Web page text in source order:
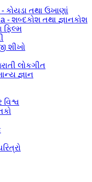
કોયડા તથા ઉખાણાં
- શબ્દકોશ તથા જ્ઞાનકોશ
ફિલ્મ
શીખો
લોકગીત
જ્ઞાન